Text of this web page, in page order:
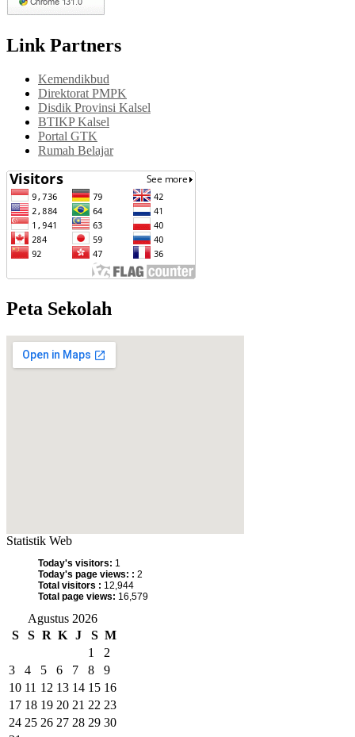
Link Partners
Kemendikbud
Direktorat PMPK
Disdik Provinsi Kalsel
BTIKP Kalsel
Portal GTK
Rumah Belajar
Peta Sekolah
Statistik Web
Today's visitors: 1
Today's page views: : 2
Total visitors : 12,944
Total page views: 16,579
Agustus 2026
S
S R K J S M
1
2
3
4 5 6 7 8
9
10 11 12 13 14 15 16
17 18 19 20 21 22 23
24 25 26 27 28 29 30